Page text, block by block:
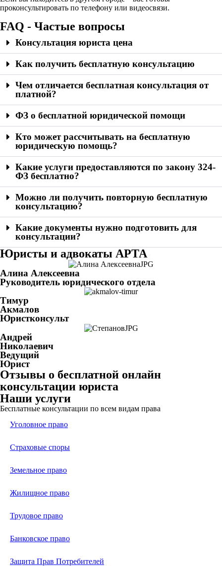
проконсультировать по телефону или видеосвязи.
FAQ - Частые вопросы
Консультация юриста цена
Как получить бесплатную консультацию
Чем отличается бесплатная консультация от
платной?
ФЗ о бесплатной юридической помощи
Кто может рассчитывать на бесплатную
юридическую помощь?
Какие услуги предоставляются по закону 324-
ФЗ бесплатно?
Можно ли получить повторную бесплатную
консультацию?
Какие документы нужно подготовить для
консультации?
Юристы и адвокаты АРТА
Алина Алексеевна
Руководитель юридического отдела
Тимур
Акмалов
Юристконсульт
Андрей
Николаевич
Ведущий
Юрист
Отзывы о бесплатной онлайн
консультации юриста
Наши услуги
Бесплатные консультации по всем видам права
Уголовное право
Страховые споры
Земельное право
Жилищное право
Трудовое право
Банковское право
Защита Прав Потребителей